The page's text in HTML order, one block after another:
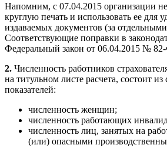
Напомним, с 07.04.2015 организации
круглую печать и использовать ее для
издаваемых документов (за
Соответствующие поправки в
Федеральный закон от 06.04.2015 №
2. Численность работников
на титульном листе расчета, состоит
показателей:
численность женщин;
численность работающих
численность лиц, занятых на
(или) опасными